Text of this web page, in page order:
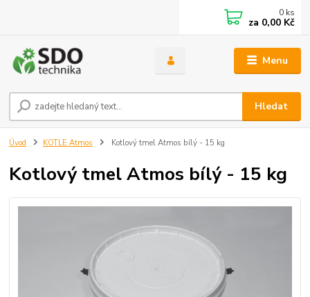
Menu
Hledat
0 ks
za 0,00 Kč
Úvod KOTLE Atmos Kotlový tmel Atmos bílý - 15 kg
Kotlový tmel Atmos bílý - 15 kg